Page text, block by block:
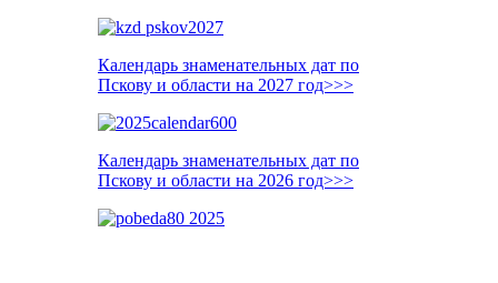
Календарь знаменательных дат по
Пскову и области на 2027 год>>>
Календарь знаменательных дат по
Пскову и области на 2026 год>>>